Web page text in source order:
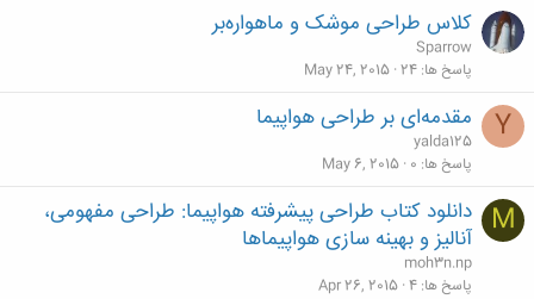
کلاس طراحی موشک و ماهواره‌بر
Sparrow
پاسخ ها 24
May 24, 2015
Y مقدمه‌ای بر طراحی هواپیما
yalda125
پاسخ ها 0
May 6, 2015
M
دانلود کتاب طراحی پیشرفته هواپیما: طراحی مفهومی،
آنالیز و بهینه سازی هواپیماها
moh3n.np
پاسخ ها 4
Apr 26, 2015